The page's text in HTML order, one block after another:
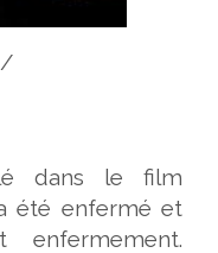
dans le film
été enfermé et